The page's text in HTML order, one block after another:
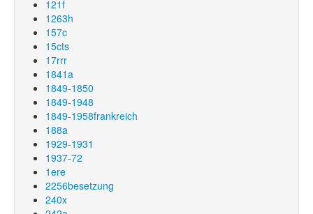
121f
1263h
157c
15cts
17rrr
1841a
1849-1850
1849-1948
1849-1958frankreich
188a
1929-1931
1937-72
1ere
2256besetzung
240x